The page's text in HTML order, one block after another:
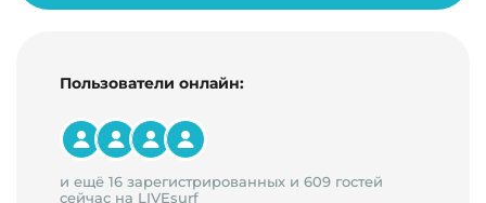
Пользователи онлайн:
и ещё 16 зарегистрированных и 609 гостей
сейчас на LIVEsurf